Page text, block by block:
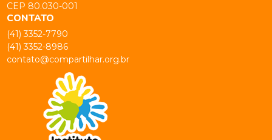
CEP 80.030-001
CONTATO
(41) 3352-7790
(41) 3352-8986
contato@compartilhar.org.br